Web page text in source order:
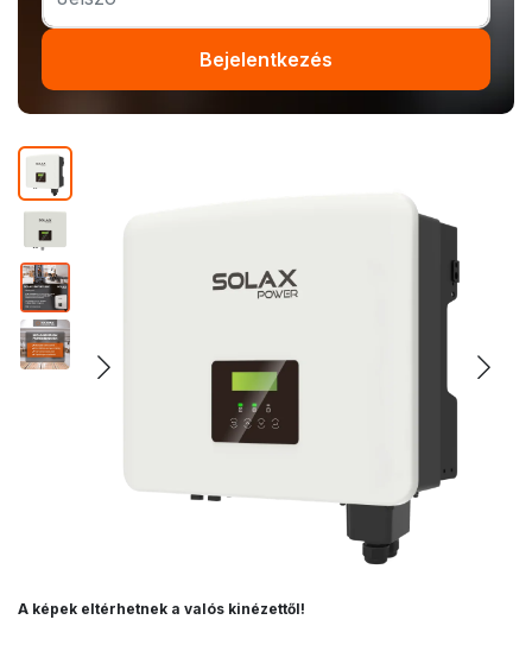
Bejelentkezés
A képek eltérhetnek a valós kinézettől!